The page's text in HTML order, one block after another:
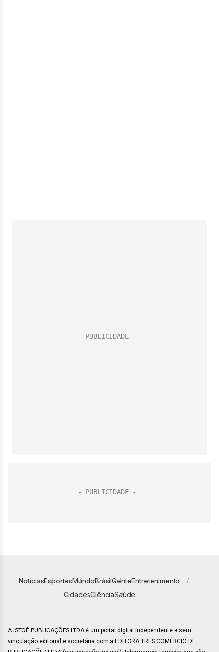
NotíciasEsportesMundoBrasilGenteEntretenimento
CidadesCiênciaSaúde
A ISTOÉ PUBLICAÇÕES LTDA é um portal digital independente e sem
vinculação editorial e societária com a EDITORA TRES COMÉRCIO DE